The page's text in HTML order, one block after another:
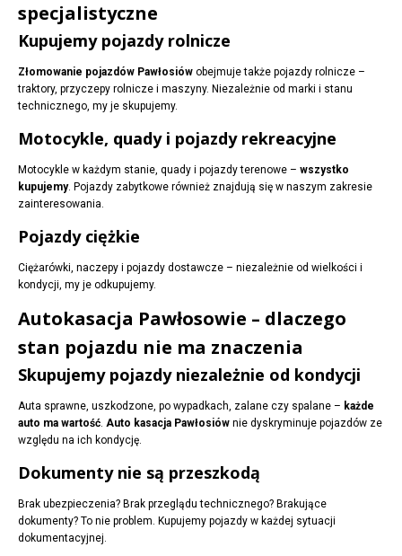
specjalistyczne
Kupujemy pojazdy rolnicze
Złomowanie pojazdów Pawłosiów obejmuje także pojazdy rolnicze –
traktory, przyczepy rolnicze i maszyny. Niezależnie od marki i stanu
technicznego, my je skupujemy.
Motocykle, quady i pojazdy rekreacyjne
Motocykle w każdym stanie, quady i pojazdy terenowe – wszystko
kupujemy. Pojazdy zabytkowe również znajdują się w naszym zakresie
zainteresowania.
Pojazdy ciężkie
Ciężarówki, naczepy i pojazdy dostawcze – niezależnie od wielkości i
kondycji, my je odkupujemy.
Autokasacja Pawłosowie – dlaczego
stan pojazdu nie ma znaczenia
Skupujemy pojazdy niezależnie od kondycji
Auta sprawne, uszkodzone, po wypadkach, zalane czy spalane – każde
auto ma wartość. Auto kasacja Pawłosiów nie dyskryminuje pojazdów ze
względu na ich kondycję.
Dokumenty nie są przeszkodą
Brak ubezpieczenia? Brak przeglądu technicznego? Brakujące
dokumenty? To nie problem. Kupujemy pojazdy w każdej sytuacji
dokumentacyjnej.